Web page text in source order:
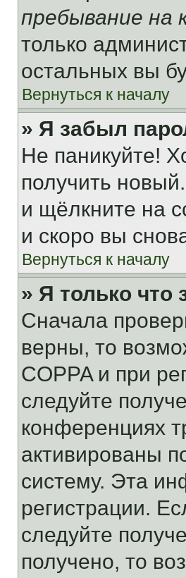
пребывание на
только
остальных вы
Вернуться к началу
» Я забыл
Не паникуйте!
получить
и щёлкните на
и скоро вы
Вернуться к началу
» Я только что
Сначала
верны, то
COPPA и при
следуйте
конференциях
активированы
систему. Эта
регистрации.
следуйте
получено, то